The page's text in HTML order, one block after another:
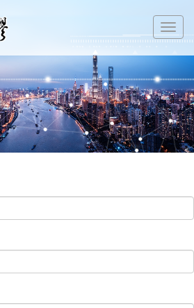
切
换
导